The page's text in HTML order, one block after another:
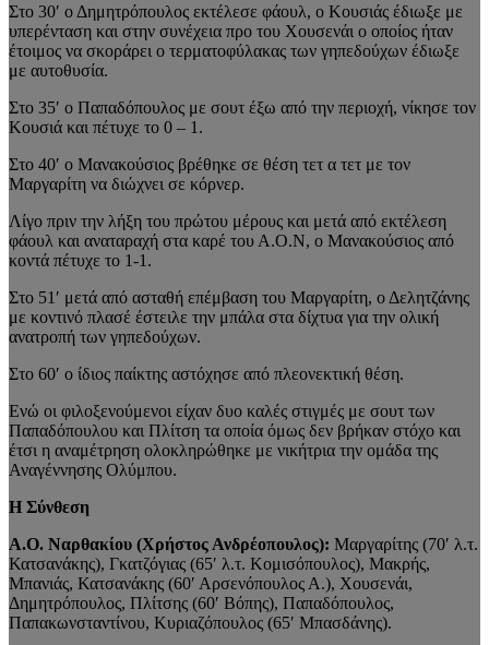
Στο 30′ ο Δημητρόπουλος εκτέλεσε φάουλ, ο Κουσιάς έδιωξε με
υπερένταση και στην συνέχεια προ του Χουσενάι ο οποίος ήταν
έτοιμος να σκοράρει ο τερματοφύλακας των γηπεδούχων έδιωξε
με αυτοθυσία.
Στο 35′ ο Παπαδόπουλος με σουτ έξω από την περιοχή, νίκησε τον
Κουσιά και πέτυχε το 0 – 1.
Στο 40′ ο Μανακούσιος βρέθηκε σε θέση τετ α τετ με τον
Μαργαρίτη να διώχνει σε κόρνερ.
Λίγο πριν την λήξη του πρώτου μέρους και μετά από εκτέλεση
φάουλ και αναταραχή στα καρέ του Α.Ο.Ν, ο Μανακούσιος από
κοντά πέτυχε το 1-1.
Στο 51′ μετά από ασταθή επέμβαση του Μαργαρίτη, ο Δελητζάνης
με κοντινό πλασέ έστειλε την μπάλα στα δίχτυα για την ολική
ανατροπή των γηπεδούχων.
Στο 60′ ο ίδιος παίκτης αστόχησε από πλεονεκτική θέση.
Ενώ οι φιλοξενούμενοι είχαν δυο καλές στιγμές με σουτ των
Παπαδόπουλου και Πλίτση τα οποία όμως δεν βρήκαν στόχο και
έτσι η αναμέτρηση ολοκληρώθηκε με νικήτρια την ομάδα της
Αναγέννησης Ολύμπου.
Η Σύνθεση
Α.Ο. Ναρθακίου (Χρήστος Ανδρέοπουλος): Μαργαρίτης (70′ λ.τ.
Κατσανάκης), Γκατζόγιας (65′ λ.τ. Κομισόπουλος), Μακρής,
Μπανιάς, Κατσανάκης (60′ Αρσενόπουλος Α.), Χουσενάι,
Δημητρόπουλος, Πλίτσης (60′ Βόπης), Παπαδόπουλος,
Παπακωνσταντίνου, Κυριαζόπουλος (65′ Μπασδάνης).